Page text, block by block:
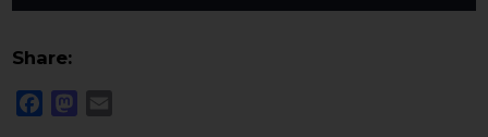
Share:
FacebookMastodon